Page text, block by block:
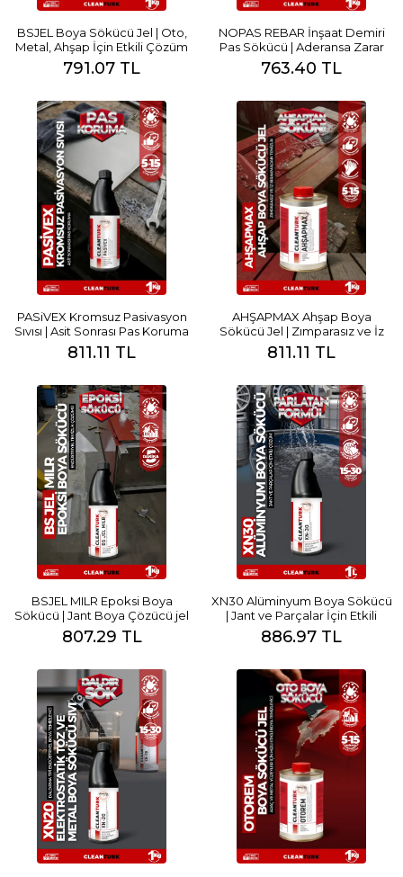
BSJEL Boya Sökücü Jel | Oto,
Metal, Ahşap İçin Etkili Çözüm
791.07 TL
NOPAS REBAR İnşaat Demiri
Pas Sökücü | Aderansa Zarar
Vermez
763.40 TL
PASiVEX Kromsuz Pasivasyon
Sıvısı | Asit Sonrası Pas Koruma
811.11 TL
AHŞAPMAX Ahşap Boya
Sökücü Jel | Zımparasız ve İz
Bırakmadan Temizlik
811.11 TL
BSJEL MILR Epoksi Boya
Sökücü | Jant Boya Çözücü jel
807.29 TL
XN30 Alüminyum Boya Sökücü
| Jant ve Parçalar İçin Etkili
Çözüm
886.97 TL